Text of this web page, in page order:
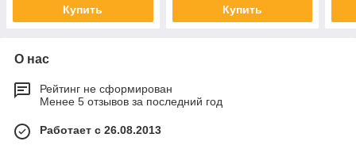
Купить Купить
О нас
Рейтинг не сформирован
Менее 5 отзывов за последний год
Работает с 26.08.2013